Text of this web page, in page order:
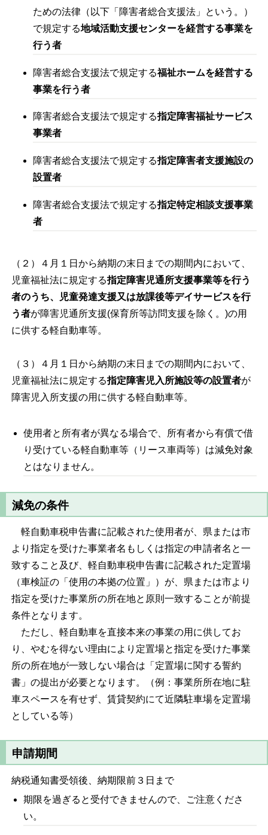
ための法律（以下「障害者総合支援法」という。）
で規定する地域活動支援センターを経営する事業を
行う者
障害者総合支援法で規定する福祉ホームを経営する
事業を行う者
障害者総合支援法で規定する指定障害福祉サービス
事業者
障害者総合支援法で規定する指定障害者支援施設の
設置者
障害者総合支援法で規定する指定特定相談支援事業
者
（２）４月１日から納期の末日までの期間内において、
児童福祉法に規定する指定障害児通所支援事業等を行う
者のうち、児童発達支援又は放課後等デイサービスを行
う者が障害児通所支援(保育所等訪問支援を除く。)の用
に供する軽自動車等。
（３）４月１日から納期の末日までの期間内において、
児童福祉法に規定する指定障害児入所施設等の設置者が
障害児入所支援の用に供する軽自動車等。
使用者と所有者が異なる場合で、所有者から有償で借
り受けている軽自動車等（リース車両等）は減免対象
とはなりません。
減免の条件
軽自動車税申告書に記載された使用者が、県または市
より指定を受けた事業者名もしくは指定の申請者名と一
致すること及び、軽自動車税申告書に記載された定置場
（車検証の「使用の本拠の位置」）が、県または市より
指定を受けた事業所の所在地と原則一致することが前提
条件となります。
ただし、軽自動車を直接本来の事業の用に供してお
り、やむを得ない理由により定置場と指定を受けた事業
所の所在地が一致しない場合は「定置場に関する誓約
書」の提出が必要となります。（例：事業所所在地に駐
車スペースを有せず、賃貸契約にて近隣駐車場を定置場
としている等）
申請期間
納税通知書受領後、納期限前３日まで
期限を過ぎると受付できませんので、ご注意くださ
い。